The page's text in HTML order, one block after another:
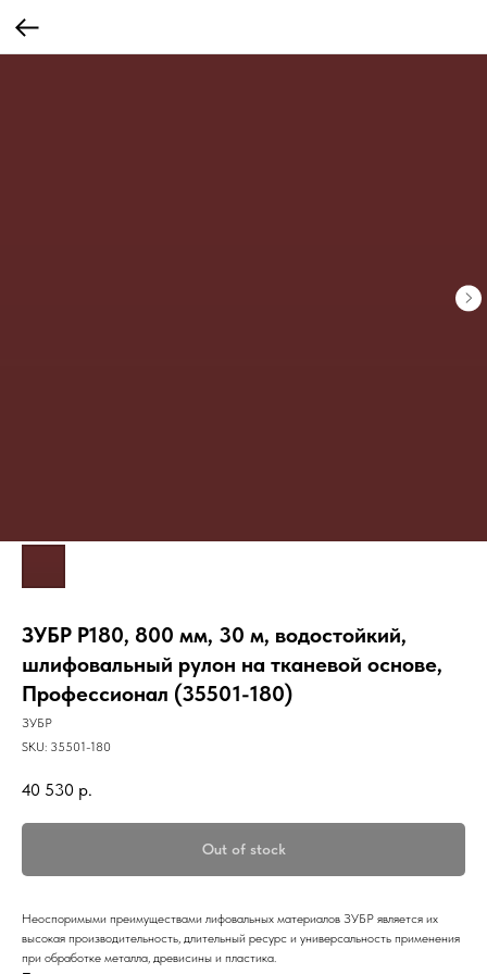
ЗУБР Р180, 800 мм, 30 м, водостойкий,
шлифовальный рулон на тканевой основе,
Профессионал (35501-180)
ЗУБР
SKU: 35501-180
40 530 р.
Out of stock
Неоспоримыми преимуществами лифовальных материалов ЗУБР является их
высокая производительность, длительный ресурс и универсальность применения
при обработке металла, древисины и пластика.